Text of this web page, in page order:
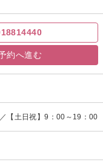
約へ進む
【土日祝】9：00～19：00